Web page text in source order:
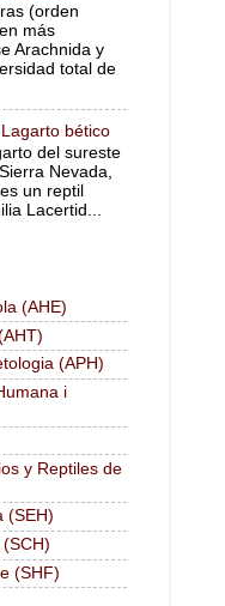
(orden
más
Arachnida y
total de
bético
del sureste
Nevada,
un reptil
Lacertid...
(AHE)
(APH)
i
y Reptiles de
(SEH)
(SHF)